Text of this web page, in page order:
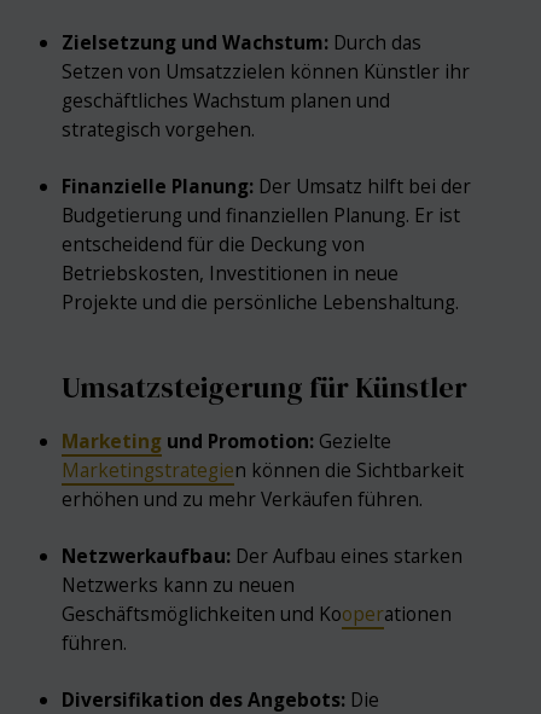
Zielsetzung und Wachstum: Durch das
Setzen von Umsatzzielen können Künstler ihr
geschäftliches Wachstum planen und
strategisch vorgehen.
Finanzielle Planung: Der Umsatz hilft bei der
Budgetierung und finanziellen Planung. Er ist
entscheidend für die Deckung von
Betriebskosten, Investitionen in neue
Projekte und die persönliche Lebenshaltung.
Umsatzsteigerung für Künstler
Marketing und Promotion: Gezielte
Marketingstrategien können die Sichtbarkeit
erhöhen und zu mehr Verkäufen führen.
Netzwerkaufbau: Der Aufbau eines starken
Netzwerks kann zu neuen
Geschäftsmöglichkeiten und Kooperationen
führen.
Diversifikation des Angebots: Die